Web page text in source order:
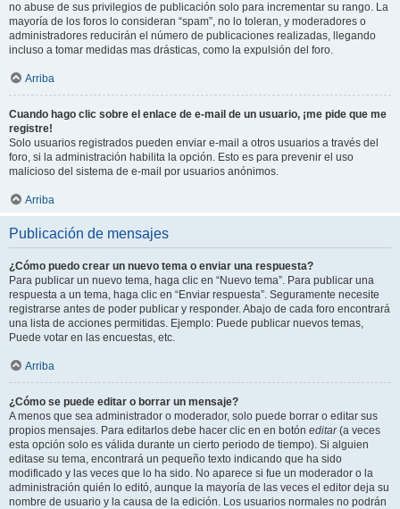
no abuse de sus privilegios de publicación solo para incrementar su rango. La
mayoría de los foros lo consideran “spam”, no lo toleran, y moderadores o
administradores reducirán el número de publicaciones realizadas, llegando
incluso a tomar medidas mas drásticas, como la expulsión del foro.
Arriba
Cuando hago clic sobre el enlace de e-mail de un usuario, ¡me pide que me
registre!
Solo usuarios registrados pueden enviar e-mail a otros usuarios a través del
foro, si la administración habilita la opción. Esto es para prevenir el uso
malicioso del sistema de e-mail por usuarios anónimos.
Arriba
Publicación de mensajes
¿Cómo puedo crear un nuevo tema o enviar una respuesta?
Para publicar un nuevo tema, haga clic en “Nuevo tema”. Para publicar una
respuesta a un tema, haga clic en “Enviar respuesta”. Seguramente necesite
registrarse antes de poder publicar y responder. Abajo de cada foro encontrará
una lista de acciones permitidas. Ejemplo: Puede publicar nuevos temas,
Puede votar en las encuestas, etc.
Arriba
¿Cómo se puede editar o borrar un mensaje?
A menos que sea administrador o moderador, solo puede borrar o editar sus
propios mensajes. Para editarlos debe hacer clic en en botón editar(a veces
esta opción solo es válida durante un cierto periodo de tiempo). Si alguien
editase su tema, encontrará un pequeño texto indicando que ha sido
modificado y las veces que lo ha sido. No aparece si fue un moderador o la
administración quién lo editó, aunque la mayoría de las veces el editor deja su
nombre de usuario y la causa de la edición. Los usuarios normales no podrán